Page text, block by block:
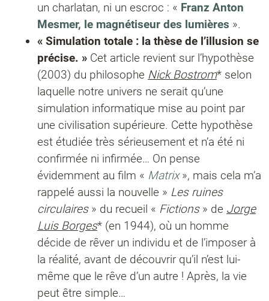
un charlatan, ni un escroc : « Franz Anton
Mesmer, le magnétiseur des lumières ».
« Simulation totale : la thèse de l’illusion se
précise. » Cet article revient sur l’hypothèse
(2003) du philosophe Nick Bostrom* selon
laquelle notre univers ne serait qu’une
simulation informatique mise au point par
une civilisation supérieure. Cette hypothèse
est étudiée très sérieusement et n’a été ni
confirmée ni infirmée… On pense
évidemment au film « Matrix », mais cela m’a
rappelé aussi la nouvelle » Les ruines
circulaires» du recueil « Fictions» de Jorge
Luis Borges* (en 1944), où un homme
décide de rêver un individu et de l’imposer à
la réalité, avant de découvrir qu’il n’est lui-
même que le rêve d’un autre ! Après, la vie
peut être simple…